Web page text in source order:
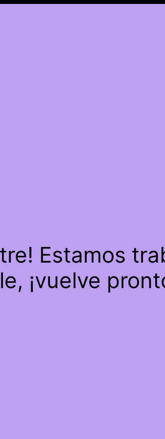
Estamos
¡vuelve